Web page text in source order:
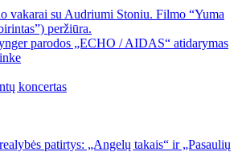
vakarai su Audriumi Stoniu. Filmo “Yuma
peržiūra.
parodos „ECHO / AIDAS“ atidarymas
koncertas
patirtys: „Angelų takais“ ir „Pasaulių